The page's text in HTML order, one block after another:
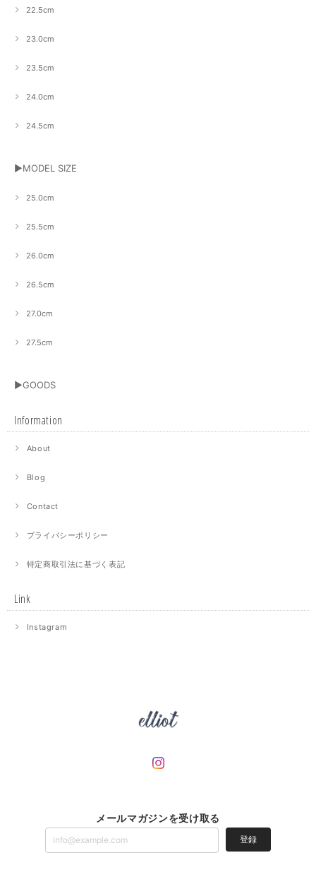
22.5cm
23.0cm
23.5cm
24.0cm
24.5cm
▶MODEL SIZE
25.0cm
25.5cm
26.0cm
26.5cm
27.0cm
27.5cm
▶GOODS
Information
About
Blog
Contact
プライバシーポリシー
特定商取引法に基づく表記
Link
Instagram
メールマガジンを受け取る
登録